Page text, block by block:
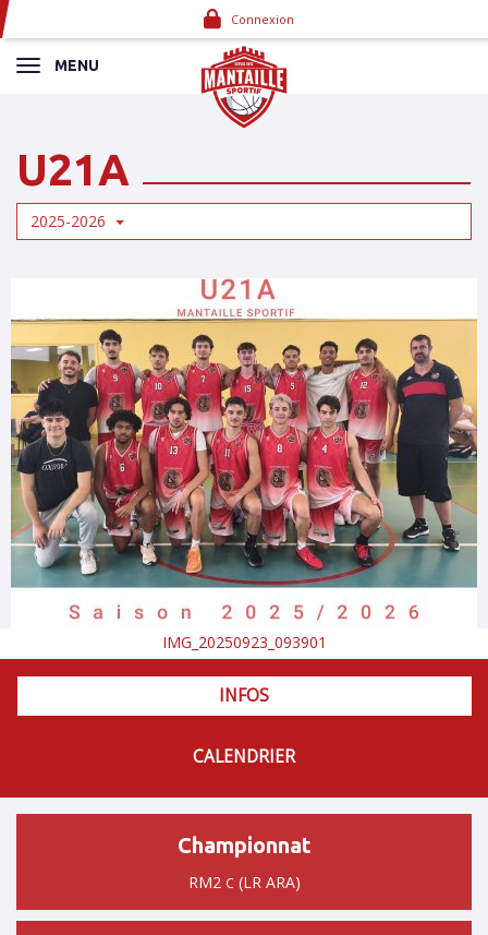
Connexion
MENU
U21A
2025-2026
IMG_20250923_093901
INFOS
CALENDRIER
Championnat
RM2 C (LR ARA)
Panneau de gestion des cookies